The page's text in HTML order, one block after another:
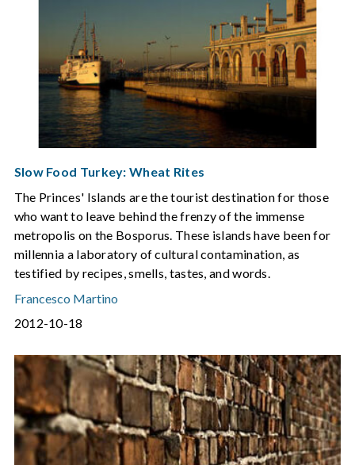
Slow Food Turkey: Wheat Rites
The Princes' Islands are the tourist destination for those
who want to leave behind the frenzy of the immense
metropolis on the Bosporus. These islands have been for
millennia a laboratory of cultural contamination, as
testified by recipes, smells, tastes, and words.
Francesco Martino
2012-10-18